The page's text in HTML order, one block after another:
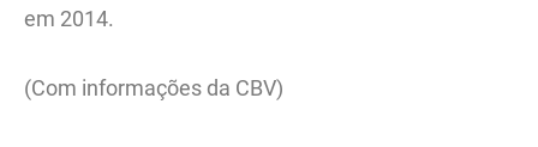
em 2014.
(Com informações da CBV)